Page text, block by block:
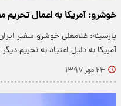
خوشرو: آمریکا به اعمال
پارسینه: غلامعلی خوشرو سفیر
آمریکا به دلیل اعتیاد به تحریم
۲۳ مهر ۱۳۹۷